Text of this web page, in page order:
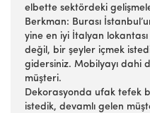
elbette sektördeki
Berkman: Burası
yine en iyi İtalyan
değil, bir şeyler içmek
gidersiniz. Mobilyayı dahi
müşteri.
Dekorasyonda ufak tefek
istedik, devamlı gelen